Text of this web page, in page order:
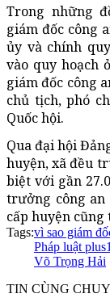
Trong những
giám đốc công
ủy và chính
vào quy hoạch
giám đốc công
chủ tịch, phó
Quốc hội.
Qua đại hội
huyện, xã đều
biệt với gần
trưởng công an
cấp huyện cũng
Tags:vì sao giám
Pháp luật plus
Võ Trọng Hải
TIN CÙNG